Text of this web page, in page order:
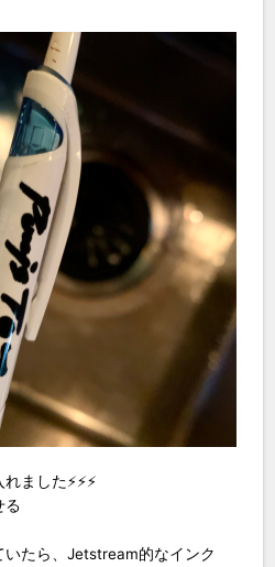
ました⚡️⚡️⚡️
る
たら、Jetstream的なインク